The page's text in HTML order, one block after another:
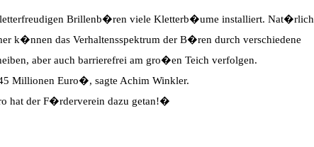
Brillenb�ren viele Kletterb�ume installiert. Nat�rlich
k�nnen das Verhaltensspektrum der B�ren durch verschiedene
aber auch barrierefrei am gro�en Teich verfolgen.
Millionen Euro�, sagte Achim Winkler.
hat der F�rderverein dazu getan!�